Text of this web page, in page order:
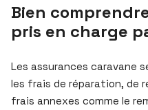
Bien
pris en charge
Les assurances caravane
les frais de réparation, de
frais annexes comme le